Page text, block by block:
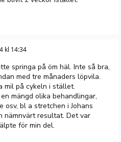
kl 14:34
springa på öm häl. Inte så bra,
med tre månaders löpvila.
mil på cykeln i stället.
mängd olika behandlingar,
osv, bl a stretchen i Johans
nämnvärt resultat. Det var
för min del.